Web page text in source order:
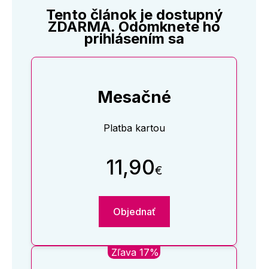
Tento článok je dostupný
ZDARMA. Odomknete ho
prihlásením sa
Mesačné
Platba kartou
11,90€
Objednať
Zľava 17%